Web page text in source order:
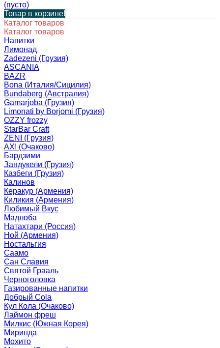
(пусто)
Товар в корзине!
Каталог товаров
Каталог товаров
Напитки
Лимонад
Zadezeni (Грузия)
ASCANIA
BAZR
Bona (Италия/Сицилия)
Bundaberg (Австралия)
Gamarjoba (Грузия)
Limonati by Borjomi (Грузия)
OZZY frozzy
StarBar Craft
ZENI (Грузия)
АХ! (Очаково)
Бардзими
Зандукели (Грузия)
Казбеги (Грузия)
Калинов
Керакур (Армения)
Киликия (Армения)
Любимый Вкус
Мадлоба
Натахтари (Россия)
Ной (Армения)
Ностальгия
Саамо
Сан Славия
Святой Грааль
Черноголовка
Газированные напитки
Добрый Cola
Кул Кола (Очаково)
Лаймон фреш
Милкис (Южная Корея)
Миринда
Мохито